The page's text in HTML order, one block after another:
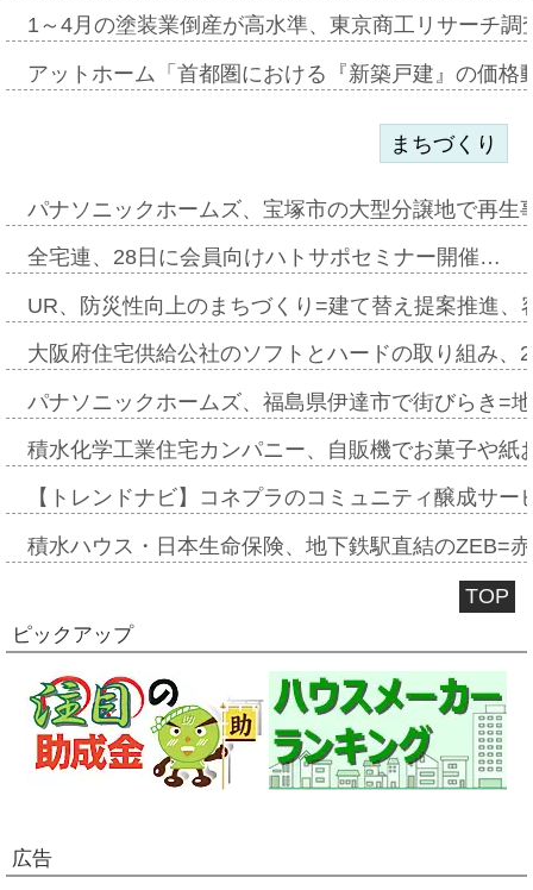
1～4月の塗装業倒産が高水準、東京商工リサーチ
アットホーム「首都圏における『新築戸建』の価
まちづくり
パナソニックホームズ、宝塚市の大型分譲地で再
全宅連、28日に会員向けハトサポセミナー開催…
UR、防災性向上のまちづくり=建て替え提案推進
大阪府住宅供給公社のソフトとハードの取り組み
パナソニックホームズ、福島県伊達市で街びらき=
積水化学工業住宅カンパニー、自販機でお菓子や
【トレンドナビ】コネプラのコミュニティ醸成サ
積水ハウス・日本生命保険、地下鉄駅直結のZEB=
TOP
ピックアップ
広告